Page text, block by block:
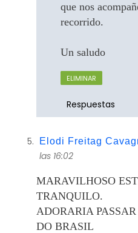
que nos
recorrido.
Un saludo
ELIMINAR
Respuestas
Elodi Freitag
las 16:02
MARAVILHOSO
TRANQUILO.
ADORARIA
DO BRASIL